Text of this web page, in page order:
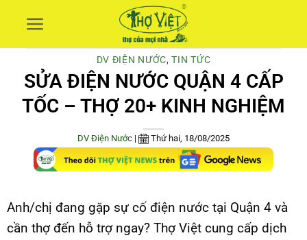
content
DV ĐIỆN NƯỚC,TIN TỨC
SỬA ĐIỆN NƯỚC QUẬN 4 CẤP
TỐC – THỢ 20+ KINH NGHIỆM
DV Điện Nước | Thứ hai, 18/08/2025
Anh/chị đang gặp sự cố điện nước tại Quận 4 và
cần thợ đến hỗ trợ ngay? Thợ Việt cung cấp dịch